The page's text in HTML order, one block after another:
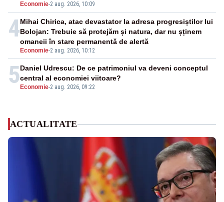
Economie-2 aug. 2026, 10:09
4
Economie-2 aug. 2026, 10:12
Mihai Chirica, atac devastator la adresa progresiștilor lui
Bolojan: Trebuie să protejăm și natura, dar nu șținem
omaneii în stare permanentă de alertă
5 Economie-2 aug. 2026, 09:22
Daniel Udrescu: De ce patrimoniul va deveni conceptul
central al economiei viitoare?
ACTUALITATE